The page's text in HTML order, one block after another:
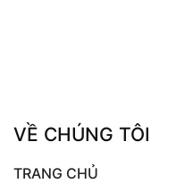
VỀ CHÚNG TÔI
TRANG CHỦ